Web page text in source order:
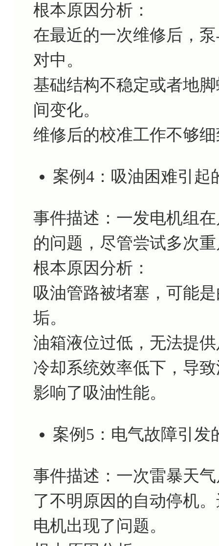
根本原因分析：
在最近的一次维修后，
对中。
基础结构不稳定或者地
间变化。
维修后的校准工作不够
案例4：吸油困难引起
事件描述：一发电机组
的问题，尽管尝试多次
根本原因分析：
吸油管路被堵塞，可能
垢。
油箱液位过低，无法提
冷却系统效率低下，导
影响了吸油性能。
案例5：电气故障引发
事件描述：一次雷暴天
了不明原因的自动停机
电机出现了问题。